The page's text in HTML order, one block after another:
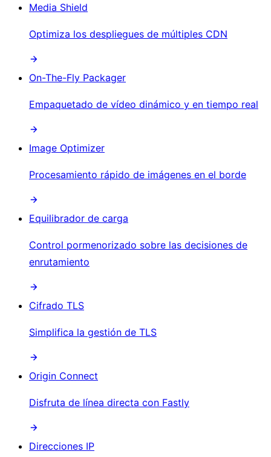
Media Shield
Optimiza los despliegues de múltiples CDN
On-The-Fly Packager
Empaquetado de vídeo dinámico y en tiempo real
Image Optimizer
Procesamiento rápido de imágenes en el borde
Equilibrador de carga
Control pormenorizado sobre las decisiones de
enrutamiento
Cifrado TLS
Simplifica la gestión de TLS
Origin Connect
Disfruta de línea directa con Fastly
Direcciones IP